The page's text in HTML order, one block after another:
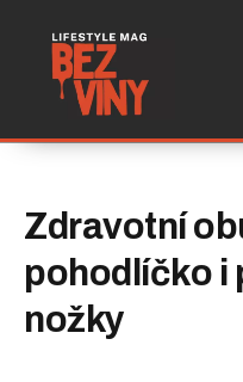
Zdravotní
pohodlíčko i
nožky